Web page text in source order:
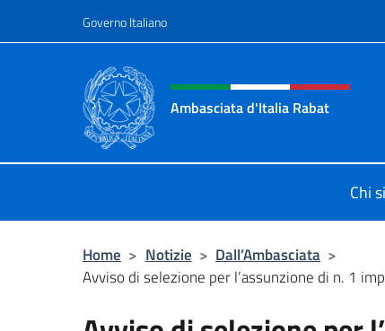
Governo Italiano
Intestazione sito, social e
Ambasciata d'Italia Rabat
Chi
Home > Notizie > Dall’Ambasciata >
Avviso di selezione per l’assunzione di n. 1